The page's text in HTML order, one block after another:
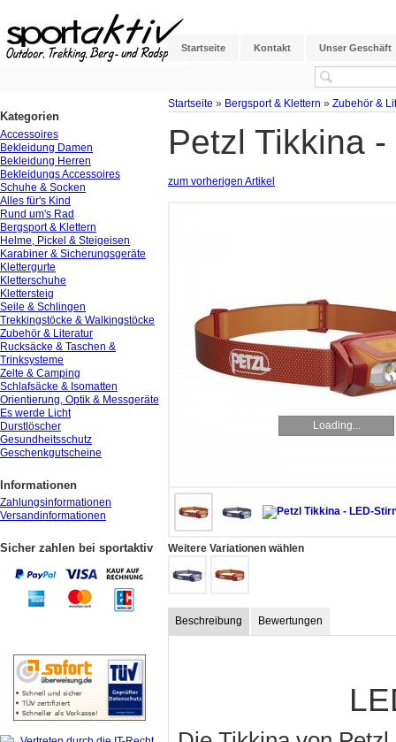
Startseite Kontakt Unser Geschäft
Startseite » Bergsport & Klettern » Zubehör &
Petzl Tikkina
zum vorherigen Artikel
Loading...
Weitere Variationen wählen
Beschreibung Bewertungen
Kategorien
Accessoires
Bekleidung Damen
Bekleidung Herren
Bekleidungs Accessoires
Schuhe & Socken
Alles für's Kind
Rund um's Rad
Bergsport & Klettern
Helme, Pickel & Steigeisen
Karabiner & Sicherungsgeräte
Klettergurte
Kletterschuhe
Klettersteig
Seile & Schlingen
Trekkingstöcke & Walkingstöcke
Zubehör & Literatur
Rucksäcke & Taschen &
Trinksysteme
Zelte & Camping
Schlafsäcke & Isomatten
Orientierung, Optik & Messgeräte
Es werde Licht
Durstlöscher
Gesundheitsschutz
Geschenkgutscheine
Informationen
Zahlungsinformationen
Versandinformationen
Sicher zahlen bei sportaktiv